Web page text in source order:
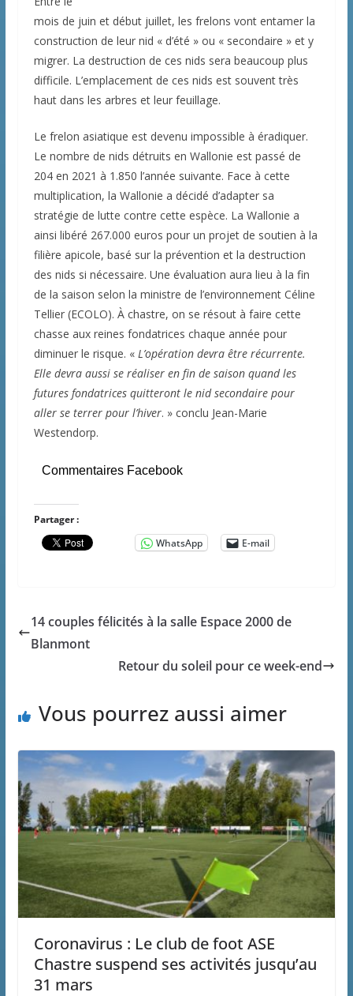
mois de juin et début juillet, les frelons vont entamer la
construction de leur nid « d’été » ou « secondaire » et y
migrer. La destruction de ces nids sera beaucoup plus
difficile. L’emplacement de ces nids est souvent très
haut dans les arbres et leur feuillage.
Le frelon asiatique est devenu impossible à éradiquer.
Le nombre de nids détruits en Wallonie est passé de
204 en 2021 à 1.850 l’année suivante. Face à cette
multiplication, la Wallonie a décidé d’adapter sa
stratégie de lutte contre cette espèce. La Wallonie a
ainsi libéré 267.000 euros pour un projet de soutien à la
filière apicole, basé sur la prévention et la destruction
des nids si nécessaire. Une évaluation aura lieu à la fin
de la saison selon la ministre de l’environnement Céline
Tellier (ECOLO). À chastre, on se résout à faire cette
chasse aux reines fondatrices chaque année pour
diminuer le risque. « L’opération devra être récurrente.
Elle devra aussi se réaliser en fin de saison quand les
futures fondatrices quitteront le nid secondaire pour
aller se terrer pour l’hiver. » conclu Jean-Marie
Westendorp.
Commentaires Facebook
Partager :
WhatsApp
E-mail
14 couples félicités à la salle Espace 2000 de
Blanmont
Retour du soleil pour ce week-end
Vous pourrez aussi aimer
Coronavirus : Le club de foot ASE
Chastre suspend ses activités jusqu’au
31 mars